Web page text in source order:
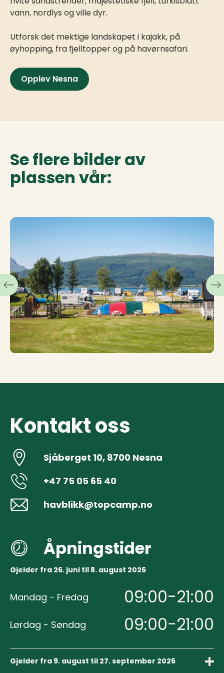
vann, nordlys og ville dyr.
Utforsk det mektige landskapet i kajakk, på
øyhopping, fra fjelltopper og på havørnsafari.
Opplev Nesna
Se flere bilder av
plassen vår:
Kontakt oss
Sjåberget 10, 8700 Nesna
+47 75 05 65 40
havblikk@topcamp.no
Åpningstider
Gjelder fra 26. juni til 8. august 2026
Mandag - Fredag 09:00-21:00
Lørdag - Søndag 09:00-21:00
Gjelder fra 9. august til 27. september 2026